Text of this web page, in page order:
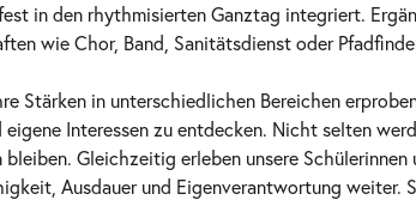
in den rhythmisierten Ganztag integriert.
wie Chor, Band, Sanitätsdienst oder
Stärken in unterschiedlichen Bereichen
Interessen zu entdecken. Nicht selten
Gleichzeitig erleben unsere Schülerinnen
Ausdauer und Eigenverantwortung weiter.